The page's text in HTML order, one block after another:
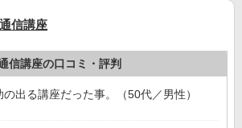
信講座
信講座の口コミ・評判
出る講座だった事。（50代／男性）